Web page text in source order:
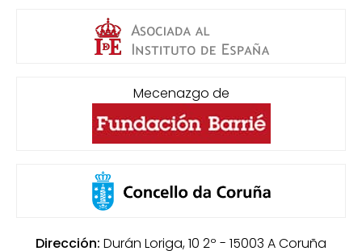
Mecenazgo de
Dirección: Durán Loriga, 10 2º - 15003 A Coruña